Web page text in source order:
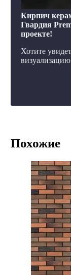
Кирпич
Гвардия
проекте!
Хотите
Похожие